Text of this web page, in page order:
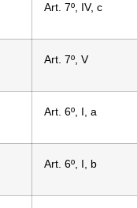
Art. 7º, IV, c
Art. 7º, V
Art. 6º, I, a
Art. 6º, I, b